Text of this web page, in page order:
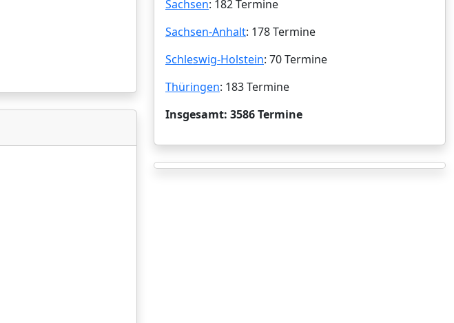
Sachsen: 182 Termine
Sachsen-Anhalt: 178 Termine
Schleswig-Holstein: 70 Termine
Thüringen: 183 Termine
Insgesamt: 3586 Termine